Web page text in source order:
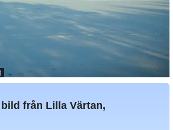
från Lilla Värtan,